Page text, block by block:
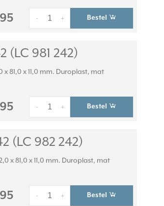
+
- Bestel
981 242)
81,0 x 11,0 mm. Duroplast, mat
+
- Bestel
(LC 982 242)
x 81,0 x 11,0 mm. Duroplast, mat
+
- Bestel